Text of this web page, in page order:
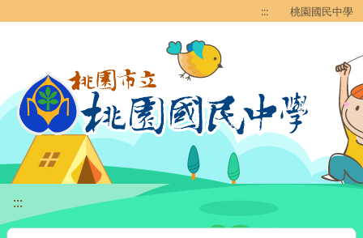
::: 桃園國民中學
:::